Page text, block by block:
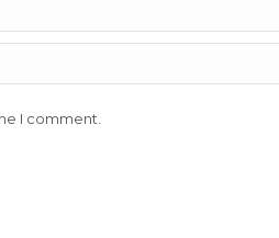
I comment.